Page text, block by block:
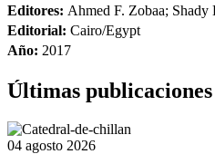
Editores: Ahmed F. Zobaa;
Editorial: Cairo/Egypt
Año: 2017
Últimas publicaciones
04 agosto 2026